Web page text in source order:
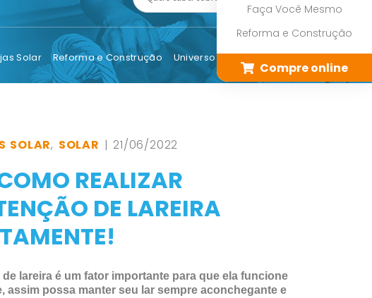
Solar Reforma e Construção Universo Digital
Faça Você Mesmo
Reforma e Construção
Compre online
SOLAR, SOLAR | 21/06/2022
REALIZAR
DE LAREIRA
lareira é um fator importante para que ela funcione
assim possa manter seu lar sempre aconchegante e